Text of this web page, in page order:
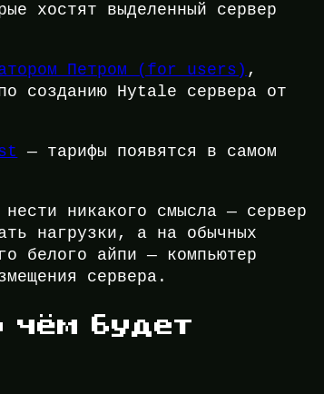
хостят выделенный сервер
Петром (for_users) ,
созданию Hytale сервера от
— тарифы появятся в самом
никакого смысла — сервер
нагрузки, а на обычных
белого айпи — компьютер
сервера.
чём будет